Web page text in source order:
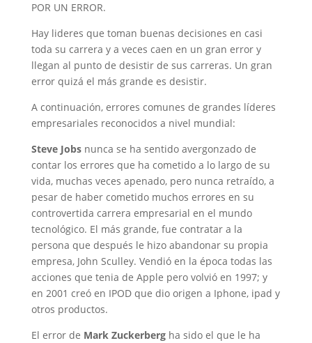
POR UN ERROR.
Hay lideres que toman buenas decisiones en casi
toda su carrera y a veces caen en un gran error y
llegan al punto de desistir de sus carreras. Un gran
error quizá el más grande es desistir.
A continuación, errores comunes de grandes líderes
empresariales reconocidos a nivel mundial:
Steve Jobsnunca se ha sentido avergonzado de
contar los errores que ha cometido a lo largo de su
vida, muchas veces apenado, pero nunca retraído, a
pesar de haber cometido muchos errores en su
controvertida carrera empresarial en el mundo
tecnológico. El más grande, fue contratar a la
persona que después le hizo abandonar su propia
empresa, John Sculley. Vendió en la época todas las
acciones que tenia de Apple pero volvió en 1997; y
en 2001 creó en IPOD que dio origen a Iphone, ipad y
otros productos.
El error de Mark Zuckerbergha sido el que le ha